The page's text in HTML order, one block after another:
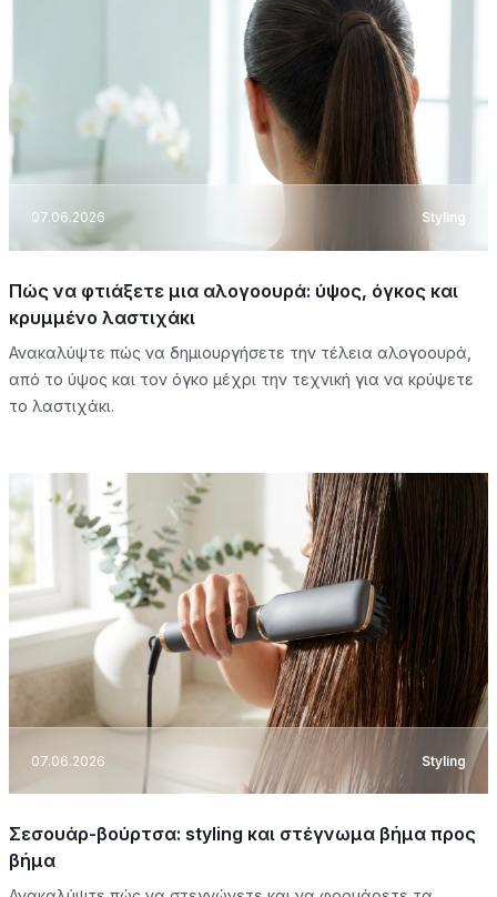
07.06.2026 Styling
Πώς να φτιάξετε μια αλογοουρά: ύψος, όγκος και
κρυμμένο λαστιχάκι
Ανακαλύψτε πώς να δημιουργήσετε την τέλεια αλογοουρά,
από το ύψος και τον όγκο μέχρι την τεχνική για να κρύψετε
το λαστιχάκι.
07.06.2026 Styling
Σεσουάρ-βούρτσα: styling και στέγνωμα βήμα προς
βήμα